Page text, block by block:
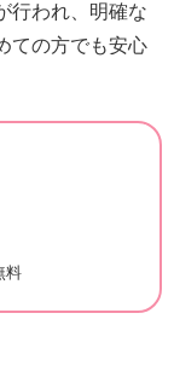
行われ、明確な
ての方でも安心
料